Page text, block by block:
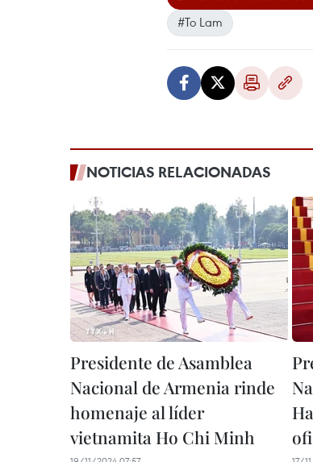
#To Lam
NOTICIAS RELACIONADAS
Presidente de Asamblea
Nacional de Armenia rinde
homenaje al líder
vietnamita Ho Chi Minh